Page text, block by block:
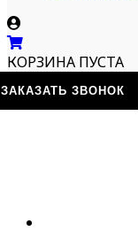
КОРЗИНА ПУСТА
ЗАКАЗАТЬ ЗВОНОК